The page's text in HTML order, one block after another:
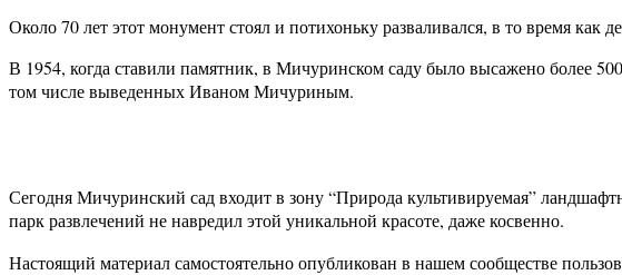
Около 70 лет этот монумент стоял и потихоньку разваливался, в то время
В 1954, когда ставили памятник, в Мичуринском саду было высажено более
том числе выведенных Иваном Мичуриным.
Сегодня Мичуринский сад входит в зону “Природа культивируемая”
парк развлечений не навредил этой уникальной красоте, даже косвенно.
Настоящий материал самостоятельно опубликован в нашем сообществе